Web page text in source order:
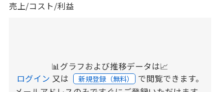
売上/コスト/利益
📊グラフおよび推移データは📈
ログイン 又は 新規登録（無料） で閲覧できます。